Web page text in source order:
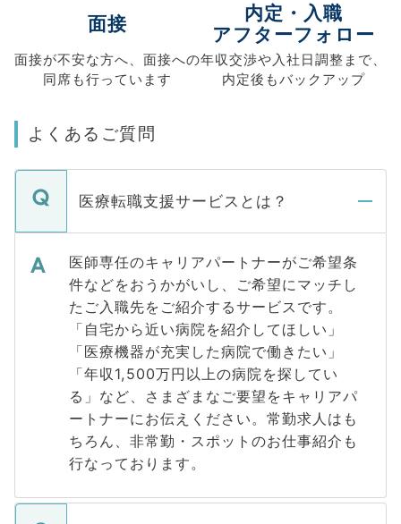
面接
面接が不安な方へ、 面接への
同席も行っています
内定・入職
アフターフォロー
年収交渉や入社日調整まで、
内定後もバックアップ
よくあるご質問
医療転職支援サービスとは？
医師専任のキャリアパートナーがご希望条
件などをおうかがいし、ご希望にマッチし
たご入職先をご紹介するサービスです。
「自宅から近い病院を紹介してほしい」
「医療機器が充実した病院で働きたい」
「年収1,500万円以上の病院を探してい
る」など、さまざまなご要望をキャリアパ
ートナーにお伝えください。常勤求人はも
ちろん、非常勤・スポットのお仕事紹介も
行なっております。